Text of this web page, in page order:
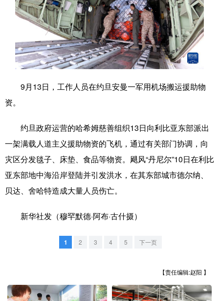
访谈 视频 图片 政务
中央文件 金融 汽车
食品 人居 信息化 数字经济
文化产业
地方频道
北京 天津 河北
湖南
广东 广西 海南 重庆
9月13日，工作人员在约旦安曼一军用机场搬运援助物
资。
约旦政府运营的哈希姆慈善组织13日向利比亚东部派出
一架满载人道主义援助物资的飞机，通过有关部门协调，向
灾区分发毯子、床垫、食品等物资。飓风“丹尼尔”10日在利比
亚东部地中海沿岸登陆并引发洪水，在其东部城市德尔纳、
贝达、舍哈特造成大量人员伤亡。
新华社发（穆罕默德·阿布·古什摄）
1 2 3 4 5 下一页
【责任编辑:赵阳 】